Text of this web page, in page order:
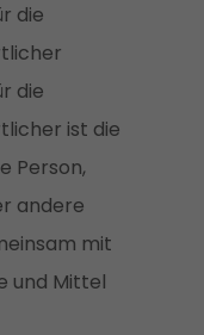
die
die
ist die
Person,
andere
mit
und Mittel